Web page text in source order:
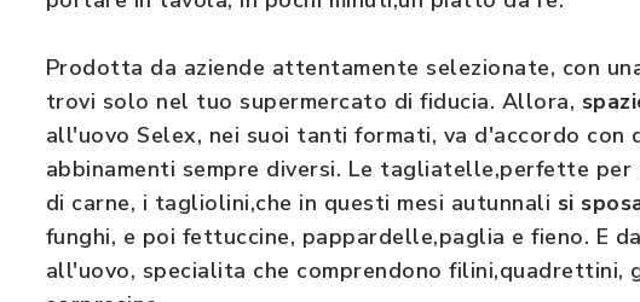
Prodotta da aziende attentamente selezionate, con
trovi solo nel tuo supermercato di fiducia. Allora,
all'uovo Selex, nei suoi tanti formati, va d'accordo con
abbinamenti sempre diversi. Le tagliatelle,perfette
di carne, i tagliolini,che in questi mesi autunnali si
funghi, e poi fettuccine, pappardelle,paglia e fieno. E
all'uovo, specialita che comprendono